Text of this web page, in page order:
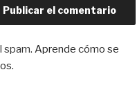
spam. Aprende cómo se